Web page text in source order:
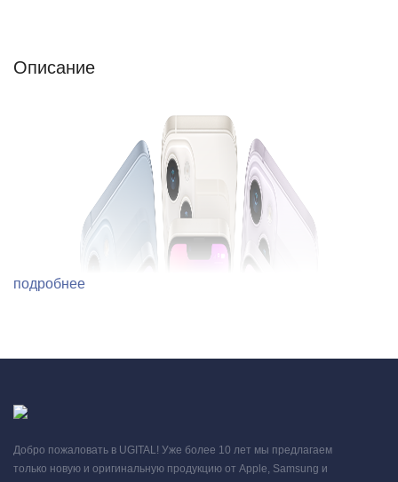
Описание
подробнее
Добро пожаловать в UGITAL! Уже более 10 лет мы предлагаем
только новую и оригинальную продукцию от Apple, Samsung и